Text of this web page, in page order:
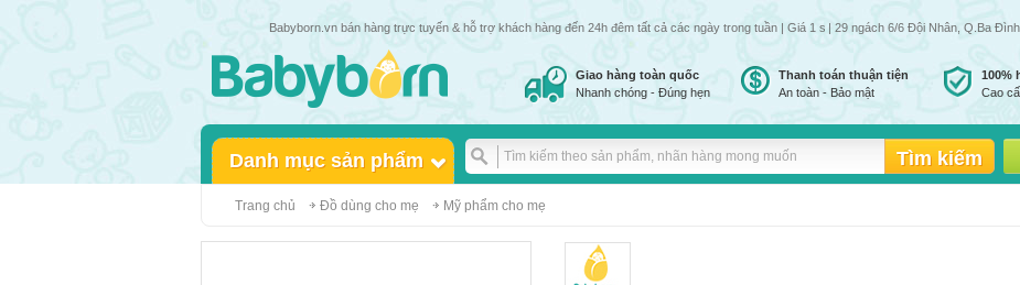
Babyborn.vn bán hàng trực tuyến & hỗ trợ khách hàng đến 24h đêm tất cả các ngày trong tuần | Giá 1 số mặt hàng có thể thay đổi do giá nhập
| 29 ngách 6/6 Đội Nhân, Q.Ba
Giao hàng toàn quốc
Nhanh chóng - Đúng hẹn
Thanh toán thuận tiện
An toàn - Bảo mật
100%
Cao
Danh mục sản phẩm
Trang chủ Đồ dùng cho mẹ Mỹ phẩm cho mẹ